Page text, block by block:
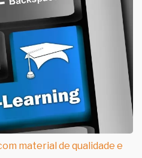
material de qualidade e